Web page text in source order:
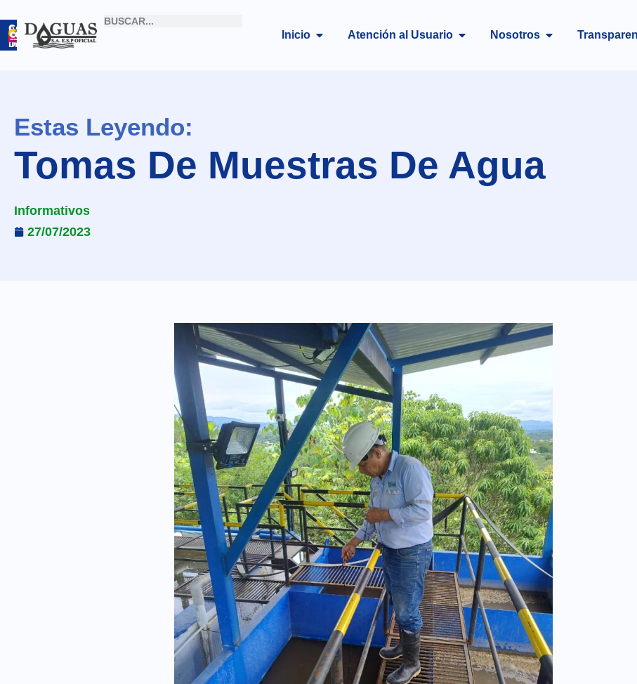
Correo
Institucional
Archivo
Digital
Inicio Atención al Usuario Nosotros
Estas Leyendo:
Tomas De Muestras De Agua
Informativos
27/07/2023